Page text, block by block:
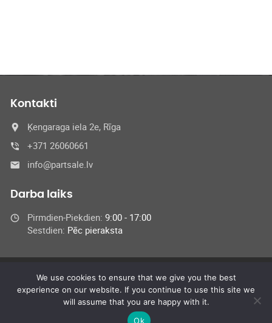
Kontakti
Ķengaraga iela 2e, Rīga
+371 26060661
info@partsale.lv
Darba laiks
Pirmdien-Piekdien: 9:00 - 17:00
Sestdien: Pēc pieraksta
© 2024 SIA Medel,
All Rights Reserved
We use cookies to ensure that we give you the best
experience on our website. If you continue to use this site we
will assume that you are happy with it.
Ok